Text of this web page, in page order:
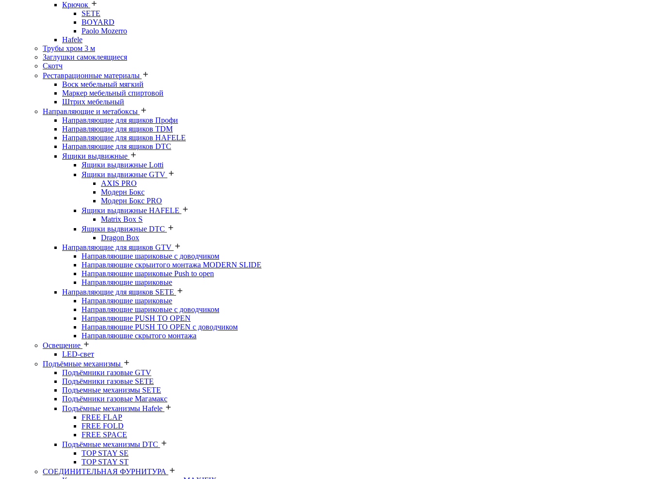
Крючок
SETE
BOYARD
Paolo Mozerro
Hafele
Трубы хром 3 м
Заглушки самоклеящиеся
Скотч
Реставрационные материалы
Воск мебельный мягкий
Маркер мебельный спиртовой
Штрих мебельный
Направляющие и метабоксы
Направляющие для ящиков Профи
Направляющие для ящиков TDM
Направляющие для ящиков HAFELE
Направляющие для ящиков DTC
Ящики выдвижные
Ящики выдвижные Lotti
Ящики выдвижные GTV
AXIS PRO
Модерн Бокс
Модерн Бокс PRO
Ящики выдвижные HAFELE
Matrix Box S
Ящики выдвижные DTC
Dragon Box
Направляющие для ящиков GTV
Направляющие шариковые с доводчиком
Направляющие скрыитого монтажа MODERN SLIDE
Направляюшие шариковые Push to open
Направляющие шариковые
Направляющие для ящиков SETE
Направляющие шариковые
Направляющие шариковые с доводчиком
Направляющие PUSH TO OPEN
Направляющие PUSH TO OPEN с доводчиком
Направляющие скрытого монтажа
Освещение
LED-свет
Подъёмные механизмы
Подъёмники газовые GTV
Подъёмники газовые SETE
Подъемные механизмы SETE
Подъёмники газовые Магамакс
Подъёмные механизмы Hafele
FREE FLAP
FREE FOLD
FREE SPACE
Подъёмные механизмы DTC
TOP STAY SE
TOP STAY ST
СОЕДИНИТЕЛЬНАЯ ФУРНИТУРА